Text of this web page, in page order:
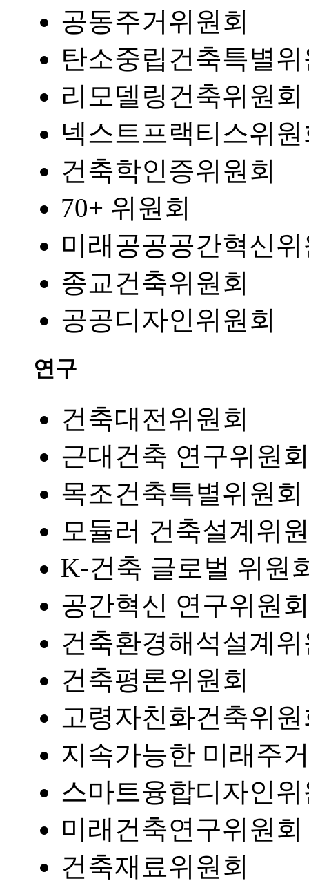
공동주거위원회
탄소중립건축특별
리모델링건축위원회
넥스트프랙티스위원
건축학인증위원회
70+ 위원회
미래공공공간혁신
종교건축위원회
공공디자인위원회
연구
건축대전위원회
근대건축 연구위원회
목조건축특별위원회
모듈러 건축설계위
K-건축 글로벌 위원
공간혁신 연구위원회
건축환경해석설계
건축평론위원회
고령자친화건축위
지속가능한 미래주
스마트융합디자인
미래건축연구위원회
건축재료위원회